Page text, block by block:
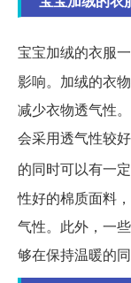
宝宝加绒的衣服
影响。加绒的衣
减少衣物透气性
会采用透气性较
的同时可以有一
性好的棉质面料
气性。此外，一
够在保持温暖的